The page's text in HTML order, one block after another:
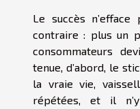
Le succès
contraire : plus un
consommateurs
tenue, d’abord, le
la vraie vie,
répétées, et il